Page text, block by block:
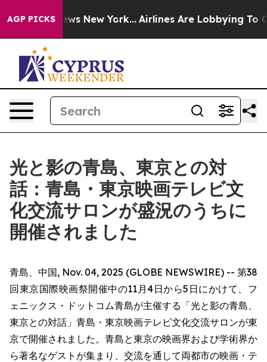
AGP PICKS
News New York... Airlines Are Lobbying To Change
光と影の青島、東京との対
話：青島・東京映画テレビ文
化交流サロンが盛況のうちに
開催されました
青島、中国, Nov. 04, 2025 (GLOBE NEWSWIRE) -- 第38
回東京国際映画祭開催中の11月4日から5日にかけて、フ
ェニックス・ドットコム青島が主催する「光と影の青島、
東京との対話」青島・東京映画テレビ文化交流サロンが東
京で開催されました。青島と東京の映画界および学術界か
ら著名なゲストが集まり、交流を通して両都市の映画・テ